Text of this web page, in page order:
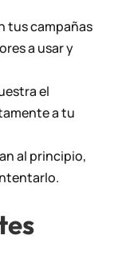
tus campañas
a usar y
el
a tu
al principio,